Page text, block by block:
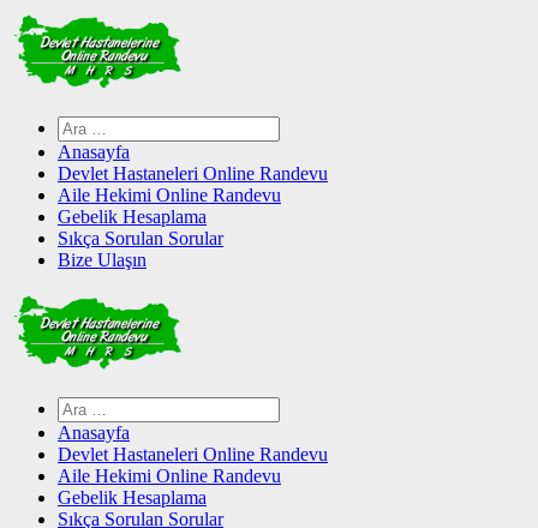
Skip
to
content
Arama:
Anasayfa
Devlet Hastaneleri Online Randevu
Aile Hekimi Online Randevu
Gebelik Hesaplama
Sıkça Sorulan Sorular
Bize Ulaşın
Arama:
Anasayfa
Devlet Hastaneleri Online Randevu
Aile Hekimi Online Randevu
Gebelik Hesaplama
Sıkça Sorulan Sorular